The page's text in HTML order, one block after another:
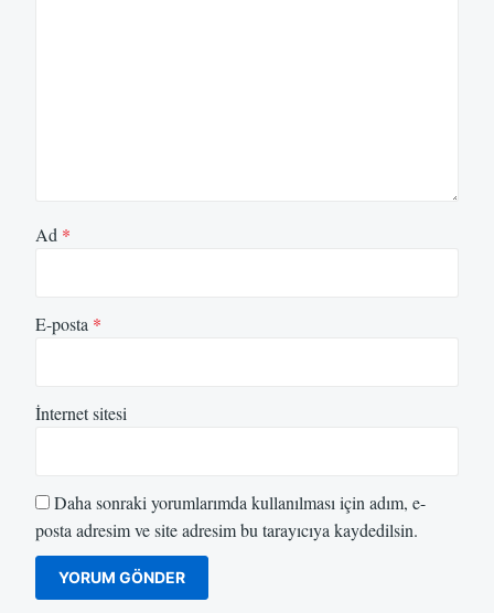
Ad *
E-posta *
İnternet sitesi
Daha sonraki yorumlarımda kullanılması için adım, e-
posta adresim ve site adresim bu tarayıcıya kaydedilsin.